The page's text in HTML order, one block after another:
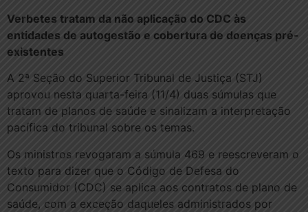
Verbetes tratam da não aplicação do CDC às
entidades de autogestão e cobertura de doenças pré-
existentes
A 2ª Seção do Superior Tribunal de Justiça (STJ)
aprovou nesta quarta-feira (11/4) duas súmulas que
tratam de planos de saúde e sinalizam a interpretação
pacífica do tribunal sobre os temas.
Os ministros revogaram a súmula 469 e reescreveram o
texto para dizer que o Código de Defesa do
Consumidor (CDC) se aplica aos contratos de plano de
saúde, com a exceção daqueles administrados por